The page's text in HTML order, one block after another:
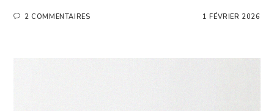
2 COMMENTAIRES 1 FÉVRIER 2026